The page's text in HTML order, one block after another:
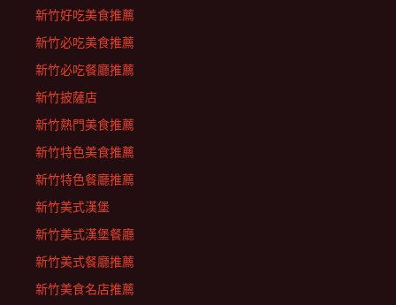
新竹好吃美食推薦
新竹必吃美食推薦
新竹必吃餐廳推薦
新竹披薩店
新竹熱門美食推薦
新竹特色美食推薦
新竹特色餐廳推薦
新竹美式漢堡
新竹美式漢堡餐廳
新竹美式餐廳推薦
新竹美食名店推薦